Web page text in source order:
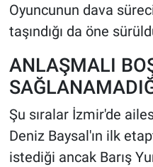
Oyuncunun dava
taşındığı da öne
ANLAŞMALI
Şu sıralar İzmir'de
Deniz Baysal'ın ilk
istediği ancak Barış